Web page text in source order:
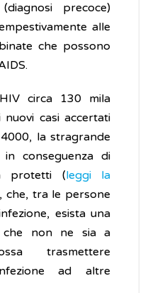
precoce)
alle
che possono
circa 130 mila
casi accertati
la stragrande
in conseguenza di
protetti (leggi la
che, tra le persone
esista una
che non ne sia a
trasmettere
ad altre